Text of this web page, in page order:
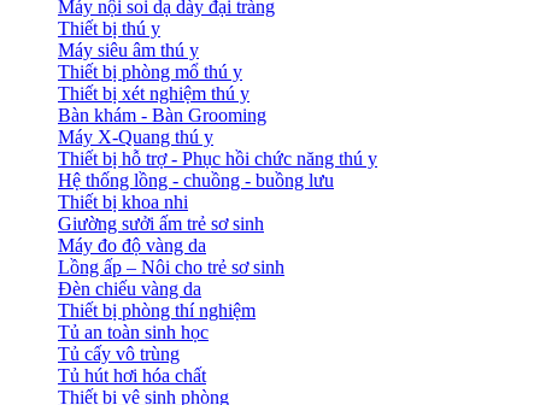
Máy nội soi dạ dày đại tràng
Thiết bị thú y
Máy siêu âm thú y
Thiết bị phòng mổ thú y
Thiết bị xét nghiệm thú y
Bàn khám - Bàn Grooming
Máy X-Quang thú y
Thiết bị hỗ trợ - Phục hồi chức năng thú y
Hệ thống lồng - chuồng - buồng lưu
Thiết bị khoa nhi
Giường sưởi ấm trẻ sơ sinh
Máy đo độ vàng da
Lồng ấp – Nôi cho trẻ sơ sinh
Đèn chiếu vàng da
Thiết bị phòng thí nghiệm
Tủ an toàn sinh học
Tủ cấy vô trùng
Tủ hút hơi hóa chất
Thiết bị vệ sinh phòng